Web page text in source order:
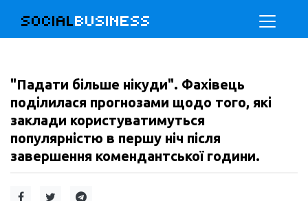
SOCIALBUSINESS
"Падати більше нікуди". Фахівець
поділилася прогнозами щодо того, які
заклади користуватимуться
популярністю в першу ніч після
завершення комендантської години.